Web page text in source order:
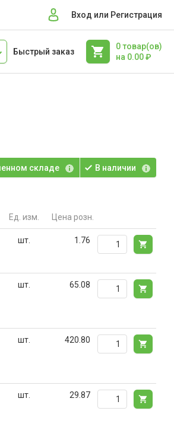
Вход или Регистрация
Быстрый заказ
0товар(ов)
на 0.00₽
складе В наличии
Ед. изм. Цена розн.
шт. 1.76
шт. 65.08
шт. 420.80
шт. 29.87